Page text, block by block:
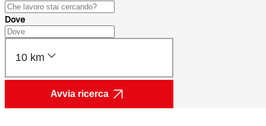
Dove
10 km
Avvia ricerca